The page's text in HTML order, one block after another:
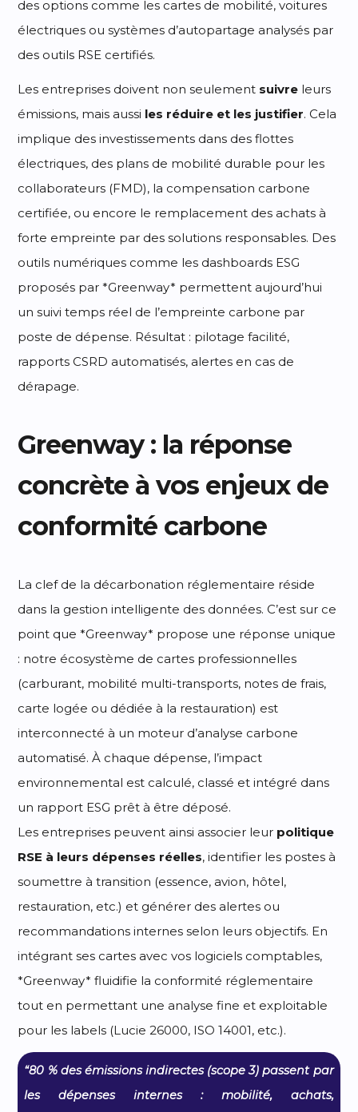
des options comme les cartes de mobilité, voitures
électriques ou systèmes d’autopartage analysés par
des outils RSE certifiés.
Les entreprises doivent non seulement suivre leurs
émissions, mais aussi les réduire et les justifier. Cela
implique des investissements dans des flottes
électriques, des plans de mobilité durable pour les
collaborateurs (FMD), la compensation carbone
certifiée, ou encore le remplacement des achats à
forte empreinte par des solutions responsables. Des
outils numériques comme les dashboards ESG
proposés par *Greenway* permettent aujourd’hui
un suivi temps réel de l’empreinte carbone par
poste de dépense. Résultat : pilotage facilité,
rapports CSRD automatisés, alertes en cas de
dérapage.
Greenway : la réponse
concrète à vos enjeux de
conformité carbone
La clef de la décarbonation réglementaire réside
dans la gestion intelligente des données. C’est sur ce
point que *Greenway* propose une réponse unique
: notre écosystème de cartes professionnelles
(carburant, mobilité multi-transports, notes de frais,
carte logée ou dédiée à la restauration) est
interconnecté à un moteur d’analyse carbone
automatisé. À chaque dépense, l’impact
environnemental est calculé, classé et intégré dans
un rapport ESG prêt à être déposé.
Les entreprises peuvent ainsi associer leur politique
RSE à leurs dépenses réelles, identifier les postes à
soumettre à transition (essence, avion, hôtel,
restauration, etc.) et générer des alertes ou
recommandations internes selon leurs objectifs. En
intégrant ses cartes avec vos logiciels comptables,
*Greenway* fluidifie la conformité réglementaire
tout en permettant une analyse fine et exploitable
pour les labels (Lucie 26000, ISO 14001, etc.).
“80 % des émissions indirectes (scope 3) passent par
les dépenses internes : mobilité, achats,